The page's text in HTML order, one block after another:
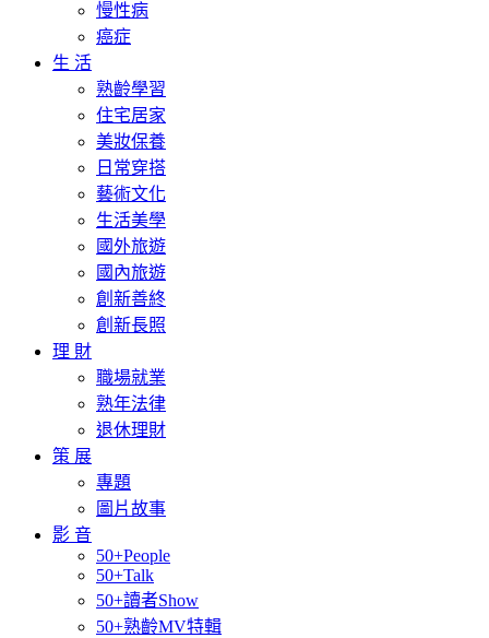
慢性病
癌症
生 活
熟齡學習
住宅居家
美妝保養
日常穿搭
藝術文化
生活美學
國外旅遊
國內旅遊
創新善終
創新長照
理 財
職場就業
熟年法律
退休理財
策 展
專題
圖片故事
影 音
50+People
50+Talk
50+讀者Show
50+熟齡MV特輯